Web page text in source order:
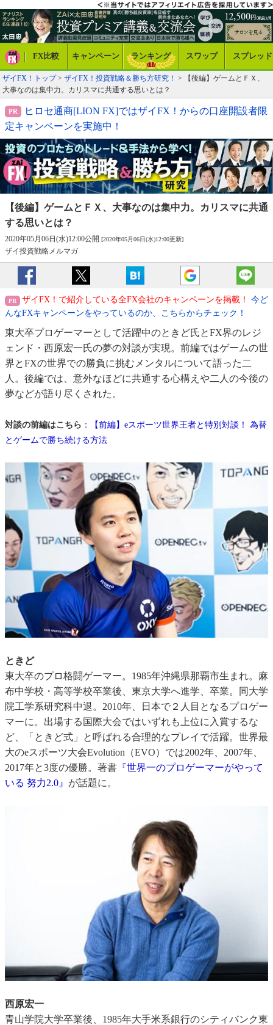
FX比較 キャンペーン ランキング スワップ スプレッド
ザイFX！トップ> ザイFX！投資戦略＆勝ち方研究！ > 【後編】ゲームとＦＸ、
大事なのは集中力。カリスマに共通する思いとは？
ヒロセ通商[LION FX]ではザイFX！からの口座開設者限
定キャンペーンを実施中！
【後編】ゲームとＦＸ、大事なのは集中力。
カリスマに共通
する思いとは？
2020年05月06日(水)12:00公開 [2020年05月06日(水)12:00更新]
ザイ投資戦略メルマガ
ザイFX！で紹介している全FX会社のキャンペーンを掲載！
今ど
んなFXキャンペーンをやっているのか、こちらからチェック！
東大卒プロゲーマーとして活躍中のときど氏とFX界のレジ
ェンド・西原宏一氏の夢の対談が実現。前編ではゲームの世
界とFXの世界での勝負に挑むメンタルについて語った二
人。後編では、意外なほどに共通する心構えや二人の今後の
夢などが語り尽くされた。
対談の前編はこちら ：
【前編】eスポーツ世界王者と特別対談！ 為替
とゲームで勝ち続ける方法
ときど
東大卒のプロ格闘ゲーマー。1985年沖縄県那覇市生まれ。麻
布中学校・高等学校卒業後、東京大学へ進学、卒業。同大学
院工学系研究科中退。2010年、日本で２人目となるプロゲー
マーに。出場する国際大会ではいずれも上位に入賞するな
ど、「ときど式」と呼ばれる合理的なプレイで活躍。世界最
大のeスポーツ大会Evolution（EVO）では2002年、2007年、
2017年と3度の優勝。著書 『世界一のプロゲーマーがやって
いる 努力2.0』 が話題に。
西原宏一
青山学院大学卒業後、1985年大手米系銀行のシティバンク東